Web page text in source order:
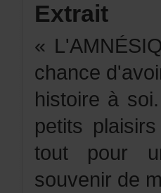
Extrait